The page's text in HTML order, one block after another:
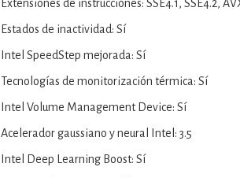
Extensiones de instrucciones: SSE4.1, SSE4.2,
Estados de inactividad: Sí
Intel SpeedStep mejorada: Sí
Tecnologías de monitorización térmica: Sí
Intel Volume Management Device: Sí
Acelerador gaussiano y neural Intel: 3.5
Intel Deep Learning Boost: Sí